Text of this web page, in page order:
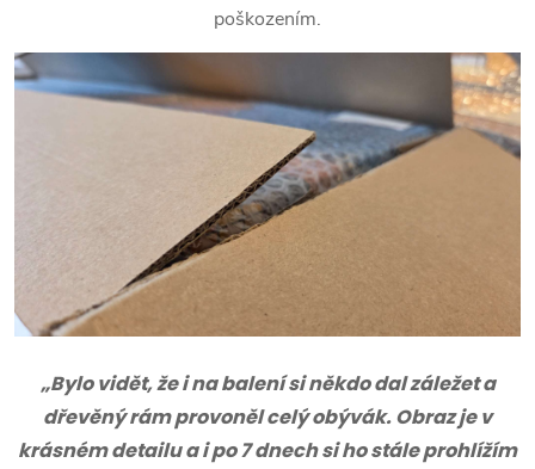
poškozením.
„Bylo vidět, že i na balení si někdo dal záležet a
dřevěný rám provoněl celý obývák. Obraz je v
krásném detailu a i po 7 dnech si ho stále prohlížím